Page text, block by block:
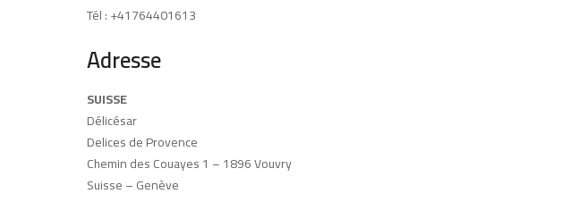
Tél : +41764401613
Adresse
SUISSE
Délicésar
Delices de Provence
Chemin des Couayes 1 – 1896 Vouvry
Suisse – Genève